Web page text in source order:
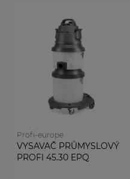
Profi-europe
VYSAVAČ PRŮMYSLOVÝ
PROFI 45.30 EPQ